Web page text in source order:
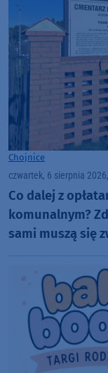
Chojnice
czwartek, 6 sierpnia
Co dalej z
komunalnym?
sami muszą się